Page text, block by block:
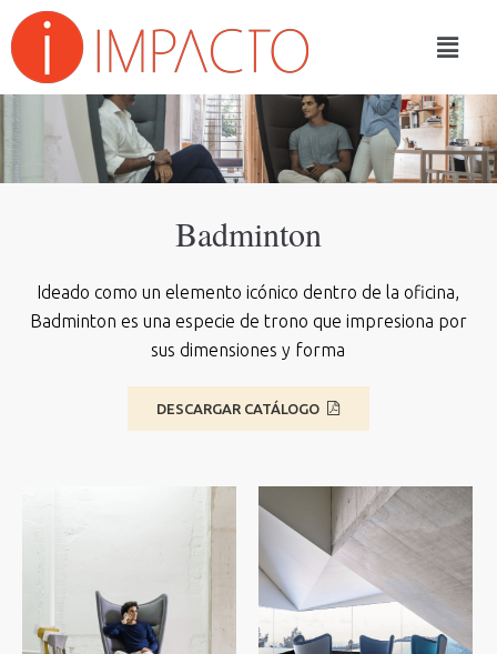
Badminton
Ideado como un elemento icónico dentro de la oficina,
Badminton es una especie de trono que impresiona por
sus dimensiones y forma
DESCARGAR CATÁLOGO